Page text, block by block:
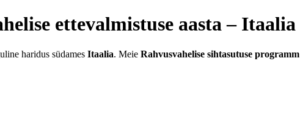
ettevalmistuse aasta – Itaalia
haridus südames Itaalia. Meie Rahvusvahelise sihtasutuse programm